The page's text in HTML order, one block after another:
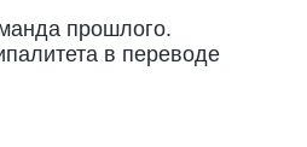
прошлого.
в переводе